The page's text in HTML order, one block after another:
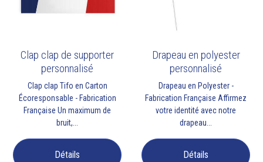
Clap clap de supporter
personnalisé
Clap clap Tifo en Carton
Écoresponsable - Fabrication
Française Un maximum de
bruit,...
Détails
Drapeau en polyester
personnalisé
Drapeau en Polyester -
Fabrication Française Affirmez
votre identité avec notre
drapeau...
Détails